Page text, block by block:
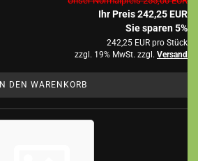
Ihr Preis 242,25 EUR
Sie sparen 5%
242,25 EUR pro Stück
zzgl. 19% MwSt. zzgl. Versand
IN DEN WARENKORB